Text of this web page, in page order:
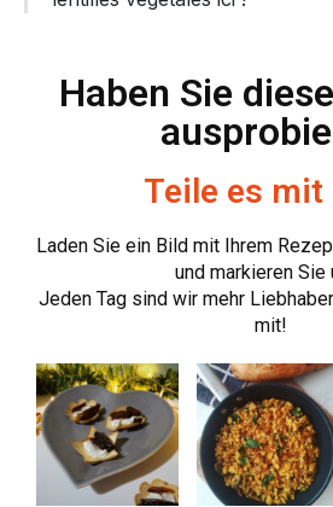
Haben Sie
Teile es mit
Laden Sie ein Bild mit Ihrem
und markieren Sie
Jeden Tag sind wir mehr
mit!